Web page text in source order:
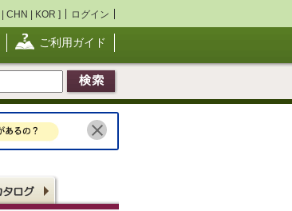
| CHN | KOR ] ログイン
ご利用ガイド